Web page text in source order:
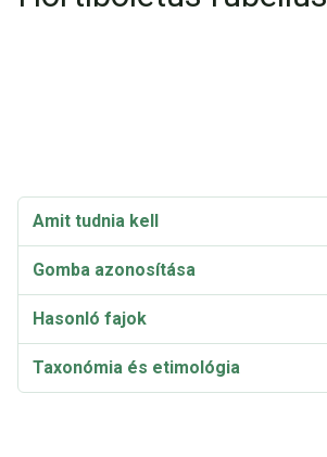
Amit tudnia kell
Gomba azonosítása
Hasonló fajok
Taxonómia és etimológia